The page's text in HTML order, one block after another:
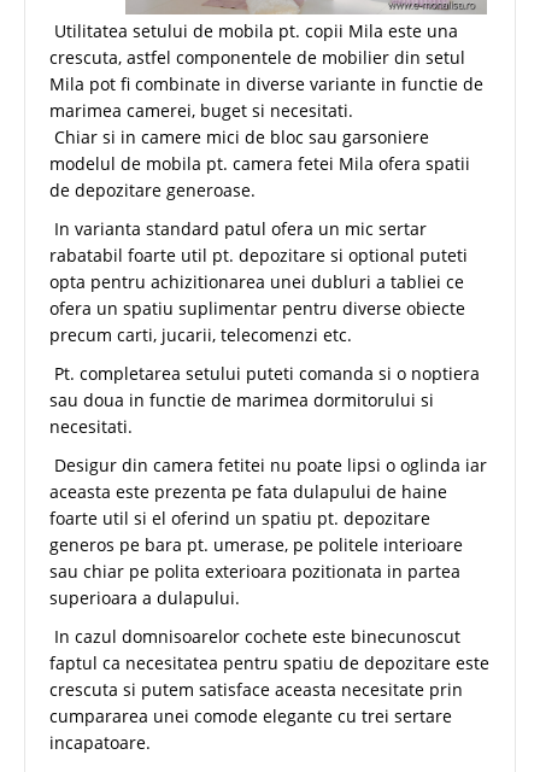
Utilitatea setului de mobila pt. copii Mila este una
crescuta, astfel componentele de mobilier din setul
Mila pot fi combinate in diverse variante in functie de
marimea camerei, buget si necesitati.
Chiar si in camere mici de bloc sau garsoniere
modelul de mobila pt. camera fetei Mila ofera spatii
de depozitare generoase.
In varianta standard patul ofera un mic sertar
rabatabil foarte util pt. depozitare si optional puteti
opta pentru achizitionarea unei dubluri a tabliei ce
ofera un spatiu suplimentar pentru diverse obiecte
precum carti, jucarii, telecomenzi etc.
Pt. completarea setului puteti comanda si o noptiera
sau doua in functie de marimea dormitorului si
necesitati.
Desigur din camera fetitei nu poate lipsi o oglinda iar
aceasta este prezenta pe fata dulapului de haine
foarte util si el oferind un spatiu pt. depozitare
generos pe bara pt. umerase, pe politele interioare
sau chiar pe polita exterioara pozitionata in partea
superioara a dulapului.
In cazul domnisoarelor cochete este binecunoscut
faptul ca necesitatea pentru spatiu de depozitare este
crescuta si putem satisface aceasta necesitate prin
cumpararea unei comode elegante cu trei sertare
incapatoare.